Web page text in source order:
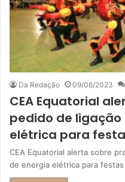
Da Redação 09/06/2023
CEA Equatorial
pedido de
elétrica para
CEA Equatorial alerta sobre
de energia elétrica para